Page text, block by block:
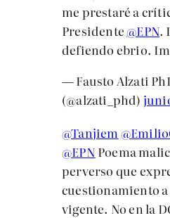
me prestaré a
Presidente@EPN.
defiendo ebrio.
— Fausto Alzati
(@alzati_phd)
@Tanjiem
@EPN Poema
perverso que
cuestionamiento
vigente. No en la